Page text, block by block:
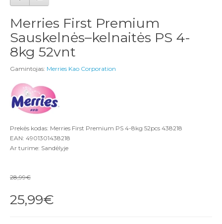
Merries First Premium
Sauskelnės–kelnaitės PS 4-
8kg 52vnt
Gamintojas: Merries Kao Corporation
Prekės kodas: Merries First Premium PS 4-8kg 52pcs 438218
EAN: 4901301438218
Ar turime: Sandėlyje
28,99€
25,99€